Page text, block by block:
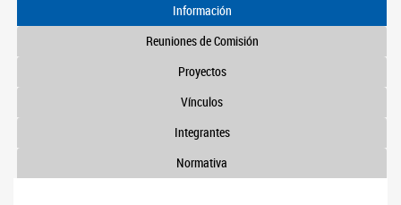
Información
Reuniones de Comisión
Proyectos
Vínculos
Integrantes
Normativa